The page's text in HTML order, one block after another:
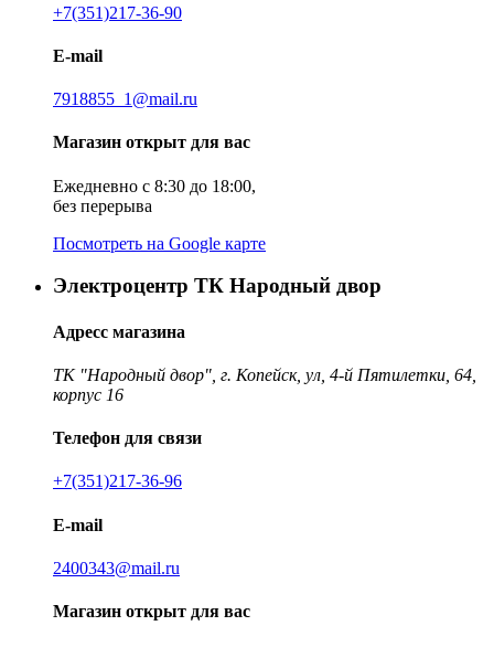
+7(351)217-36-90
E-mail
7918855_1@mail.ru
Магазин открыт для вас
Ежедневно с 8:30 до 18:00,
без перерыва
Посмотреть на Google карте
Электроцентр ТК Народный двор
Адресс магазина
ТК "Народный двор", г. Копейск, ул, 4-й Пятилетки, 64,
корпус 16
Телефон для связи
+7(351)217-36-96
E-mail
2400343@mail.ru
Магазин открыт для вас